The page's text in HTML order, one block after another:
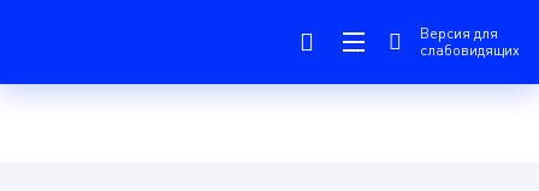
Версия для
слабовидящих